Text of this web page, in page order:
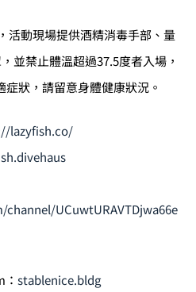
活動現場提供酒精消毒手部、量
並禁止體溫超過37.5度者入場，
狀，請留意身體健康狀況。
lazyfish.co/
UCuwtURAVTDjwa66e
stablenice.bldg